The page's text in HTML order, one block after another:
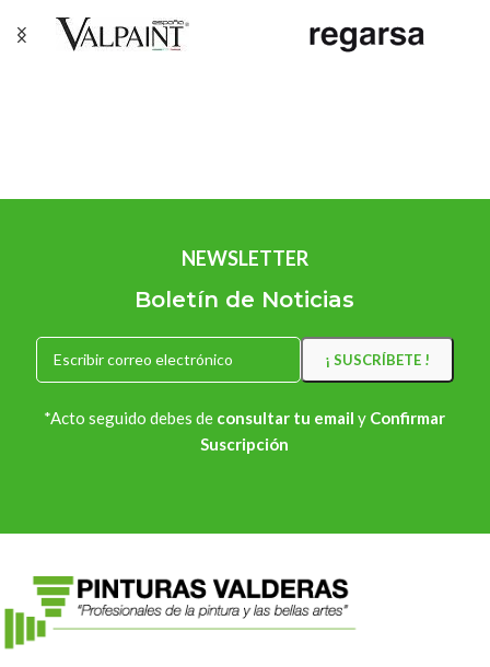
NEWSLETTER
Boletín de Noticias
*Acto seguido debes de consultar tu email y Confirmar
Suscripción